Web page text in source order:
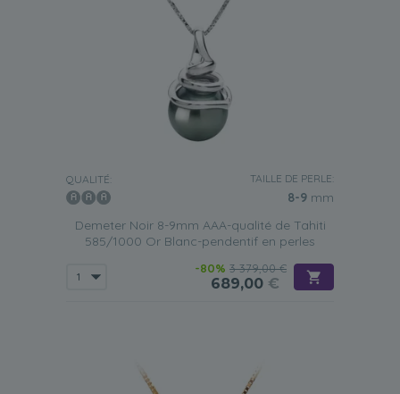
QUALITÉ: TAILLE DE PERLE:
8-9 mm
Demeter Noir 8-9mm AAA-qualité de Tahiti
585/1000 Or Blanc-pendentif en perles
-80% 3 379,00 €
689,00 €